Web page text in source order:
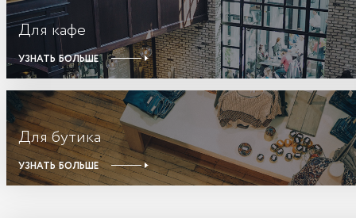
Для кафе
УЗНАТЬ БОЛЬШЕ
Для бутика
УЗНАТЬ БОЛЬШЕ